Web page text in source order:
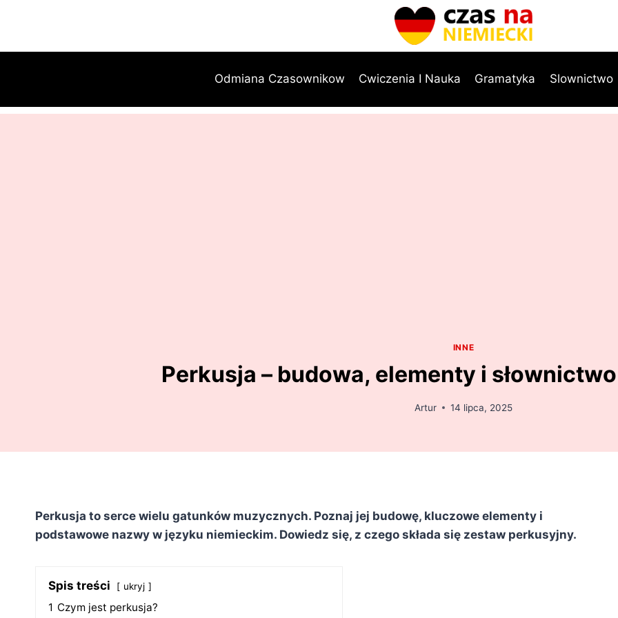
Odmiana Czasownikow Cwiczenia I Nauka Gramatyka Slownictwo
INNE
Perkusja – budowa, elementy i
Artur 14 lipca, 2025
Perkusja to serce wielu gatunków muzycznych. Poznaj jej budowę, kluczowe elementy i
podstawowe nazwy w języku niemieckim. Dowiedz się, z czego składa się zestaw perkusyjny.
Spis treści ukryj
1 Czym jest perkusja?